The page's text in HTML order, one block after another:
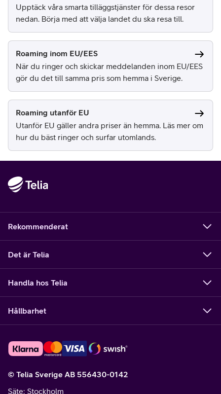
Upptäck våra smarta tilläggstjänster för dessa resor
nedan. Börja med att välja landet du ska resa till.
Roaming inom EU/EES
När du ringer och skickar meddelanden inom EU/EES
gör du det till samma pris som hemma i Sverige.
Roaming utanför EU
Utanför EU gäller andra priser än hemma. Läs mer om
hur du bäst ringer och surfar utomlands.
Rekommenderat
Det är Telia
Handla hos Telia
Hållbarhet
© Telia Sverige AB 556430-0142
Säte: Stockholm